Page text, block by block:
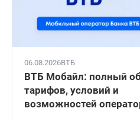
06.08.2026ВТБ
ВТБ Мобайл: полный
тарифов, условий и
возможностей